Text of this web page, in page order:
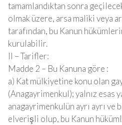
tamamlandıktan sonra
olmak üzere, arsa maliki veya
tarafından, bu Kanun
kurulabilir.
II – Tarifler:
Madde 2 – Bu Kanuna göre :
a) Kat mülkiyetine konu olan
(Anagayrimenkul); yalnız esas
anagayrimenkulün ayrı ayrı ve
elverişli olup, bu Kanun